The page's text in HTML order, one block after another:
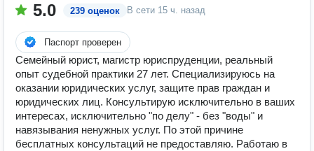
5.0 239 оценок В сети 15 ч. назад
Паспорт проверен
Семейный юрист, магистр юриспруденции, реальный
опыт судебной практики 27 лет. Специализируюсь на
оказании юридических услуг, защите прав граждан и
юридических лиц. Консультирую исключительно в ваших
интересах, исключительно "по делу" - без "воды" и
навязывания ненужных услуг. По этой причине
бесплатных консультаций не предоставляю. Работаю в